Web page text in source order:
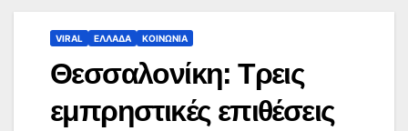
VIRAL ΕΛΛΑΔΑ ΚΟΙΝΩΝΙΑ
Θεσσαλονίκη: Τρεις
εμπρηστικές επιθέσεις